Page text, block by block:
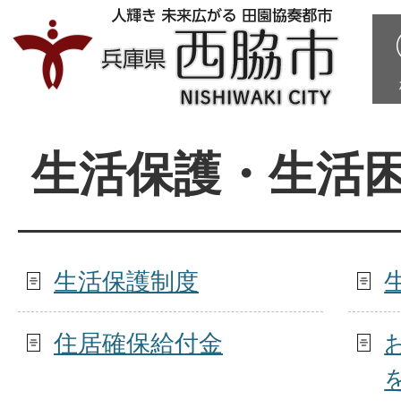
生活保護・生活
生活保護制度
住居確保給付金